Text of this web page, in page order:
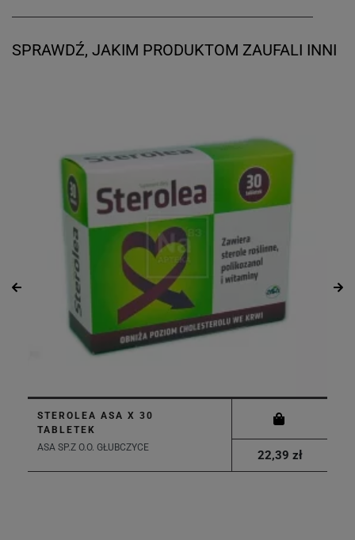
SPRAWDŹ, JAKIM PRODUKTOM ZAUFALI INNI
STEROLEA ASA X 30
TABLETEK
ASA SP.Z O.O. GŁUBCZYCE
22,39 zł